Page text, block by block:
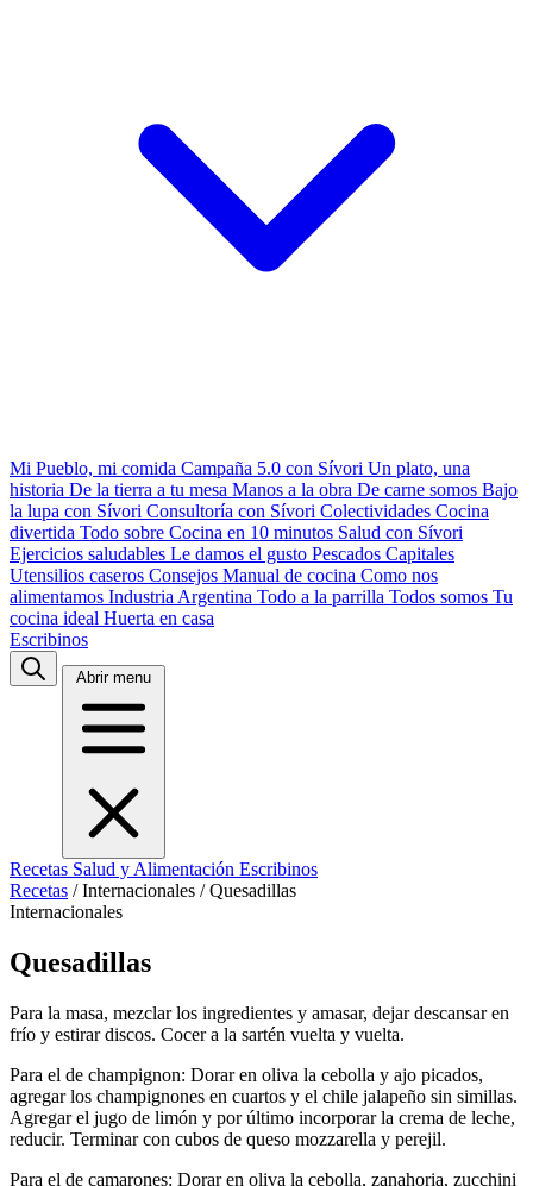
Mi Pueblo, mi comida Campaña 5.0 con Sívori Un plato, una
historia De la tierra a tu mesa Manos a la obra De carne somos Bajo
la lupa con Sívori Consultoría con Sívori Colectividades Cocina
divertida Todo sobre Cocina en 10 minutos Salud con Sívori
Ejercicios saludables Le damos el gusto Pescados Capitales
Utensilios caseros Consejos Manual de cocina Como nos
alimentamos Industria Argentina Todo a la parrilla Todos somos Tu
cocina ideal Huerta en casa
Escribinos
Abrir menu
Recetas Salud y Alimentación Escribinos
Recetas / Internacionales / Quesadillas
Internacionales
Quesadillas
Para la masa, mezclar los ingredientes y amasar, dejar descansar en
frío y estirar discos. Cocer a la sartén vuelta y vuelta.
Para el de champignon: Dorar en oliva la cebolla y ajo picados,
agregar los champignones en cuartos y el chile jalapeño sin simillas.
Agregar el jugo de limón y por último incorporar la crema de leche,
reducir. Terminar con cubos de queso mozzarella y perejil.
Para el de camarones: Dorar en oliva la cebolla, zanahoria, zucchini